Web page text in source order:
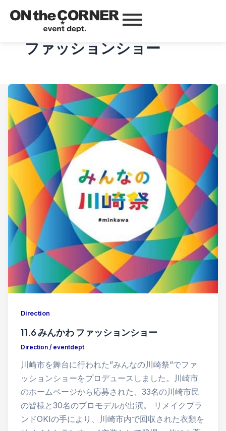
ファッションショー
Direction
11.6 みんかわ ファッションショー
Direction / eventdept
川崎市を舞台に行われた”みんなの川崎祭”でファ
ッションショーをプロデュースしました。川崎市
のホームページから応募された、33名の川崎市民
の皆様と30名のプロモデルが出演。 リメイクブラ
ンドOKIの手により、川崎市内で回収された衣類を